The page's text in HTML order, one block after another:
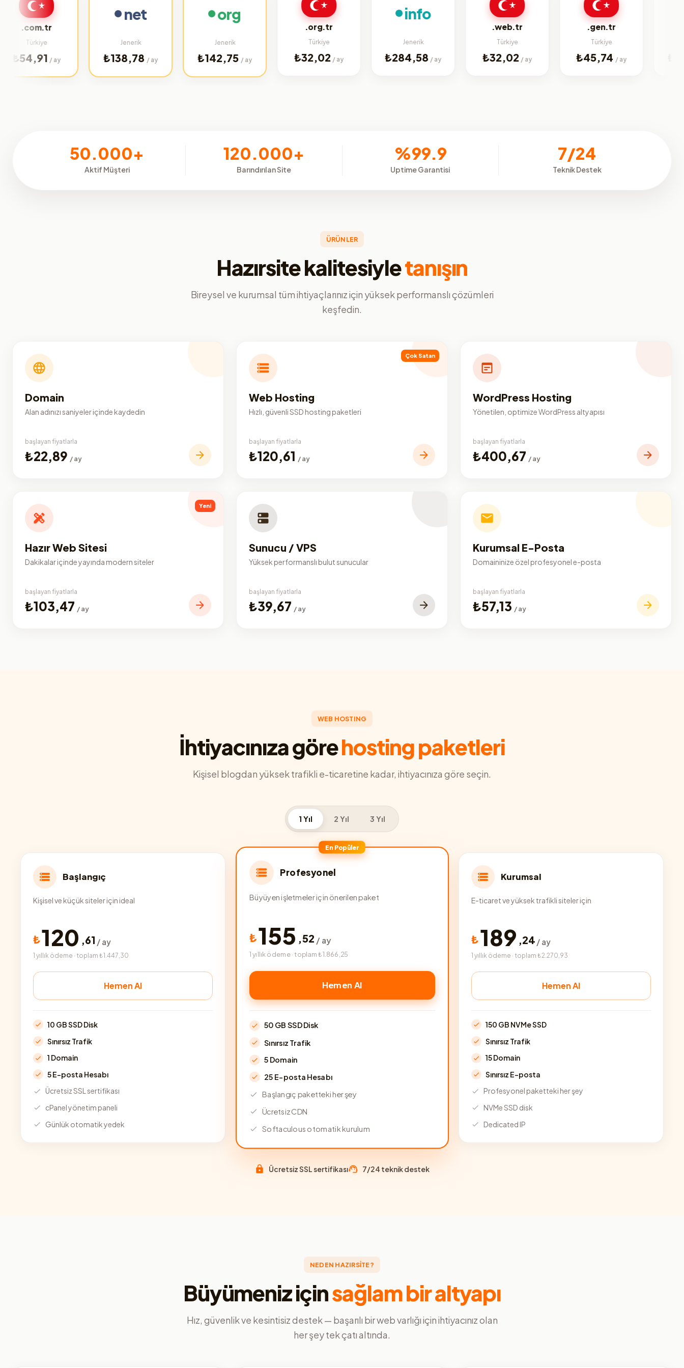
/ ay
net
₺138,78 / ay
org
₺142,75 / ay
.org.tr
₺32,02 / ay
info
₺284,58 / ay
.web.tr
₺32,02 / ay
.gen.tr
₺45,74 / ay
50.000+
Aktif Müşteri
120.000+
Barındırılan Site
%99.9
Uptime Garantisi
7/24
Teknik Destek
ÜRÜNLER
Hazırsite kalitesiyletanışın
Bireysel ve kurumsal tüm ihtiyaçlarınız için yüksek performanslı çözümleri
keşfedin.
Domain
Alan adınızı saniyeler içinde kaydedin
başlayan fiyatlarla
₺22,89 / ay
Çok Satan
Web Hosting
Hızlı, güvenli SSD hosting paketleri
başlayan fiyatlarla
₺120,61 / ay
WordPress Hosting
Yönetilen, optimize WordPress altyapısı
başlayan fiyatlarla
₺400,67 / ay
Yeni
Hazır Web Sitesi
Dakikalar içinde yayında modern siteler
başlayan fiyatlarla
₺103,47 / ay
Sunucu / VPS
Yüksek performanslı bulut sunucular
başlayan fiyatlarla
₺39,67 / ay
Kurumsal E-Posta
Domaininize özel profesyonel e-posta
başlayan fiyatlarla
₺57,13 / ay
WEB HOSTING
İhtiyacınıza görehosting paketleri
Kişisel blogdan yüksek trafikli e-ticaretine kadar, ihtiyacınıza göre seçin.
1 Yıl 2 Yıl 3 Yıl
Başlangıç
Kişisel ve küçük siteler için ideal
₺120 ,61 / ay
1 yıllık ödeme · toplam ₺1.447,30
Hemen Al
10 GB SSD Disk
Sınırsız Trafik
1 Domain
5 E-posta Hesabı
Ücretsiz SSL sertifikası
cPanel yönetim paneli
Günlük otomatik yedek
En Popüler
Profesyonel
Büyüyen işletmeler için önerilen paket
₺155 ,52 / ay
1 yıllık ödeme · toplam ₺1.866,25
Hemen Al
50 GB SSD Disk
Sınırsız Trafik
5 Domain
25 E-posta Hesabı
Başlangıç paketteki her şey
Ücretsiz CDN
Softaculous otomatik kurulum
Kurumsal
E-ticaret ve yüksek trafikli siteler için
₺189 ,24 / ay
1 yıllık ödeme · toplam ₺2.270,93
Hemen Al
150 GB NVMe SSD
Sınırsız Trafik
15 Domain
Sınırsız E-posta
Profesyonel paketteki her şey
NVMe SSD disk
Dedicated IP
Ücretsiz SSL sertifikası 7/24 teknik destek
NEDEN HAZIRSİTE?
Büyümeniz içinsağlam bir altyapı
Hız, güvenlik ve kesintisiz destek — başarılı bir web varlığı için ihtiyacınız olan
her şey tek çatı altında.